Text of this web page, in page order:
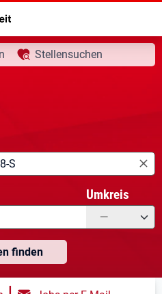
Seite:
Stellensuchen
Umkreis
—
finden